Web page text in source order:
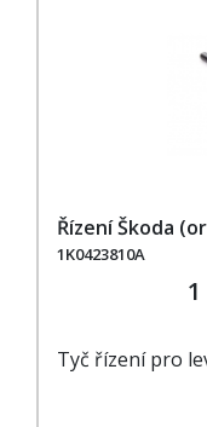
Řízení Škoda
1K0423810A
Tyč řízení pro